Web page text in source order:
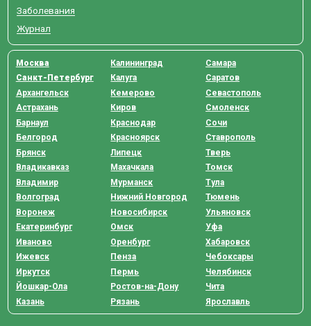
Заболевания
Журнал
Москва
Санкт-Петербург
Архангельск
Астрахань
Барнаул
Белгород
Брянск
Владикавказ
Владимир
Волгоград
Воронеж
Екатеринбург
Иваново
Ижевск
Иркутск
Йошкар-Ола
Казань
Калининград
Калуга
Кемерово
Киров
Краснодар
Красноярск
Липецк
Махачкала
Мурманск
Нижний Новгород
Новосибирск
Омск
Оренбург
Пенза
Пермь
Ростов-на-Дону
Рязань
Самара
Саратов
Севастополь
Смоленск
Сочи
Ставрополь
Тверь
Томск
Тула
Тюмень
Ульяновск
Уфа
Хабаровск
Чебоксары
Челябинск
Чита
Ярославль